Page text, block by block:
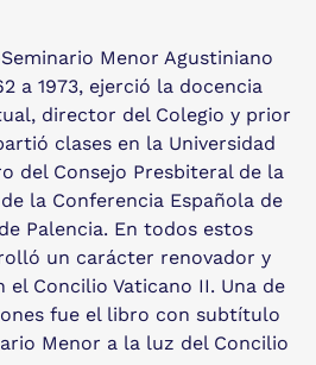
Menor Agustiniano
a 1973, ejerció la docencia
director del Colegio y prior
clases en la Universidad
del Consejo Presbiteral de la
la Conferencia Española de
Palencia. En todos estos
un carácter renovador y
Concilio Vaticano II. Una de
fue el libro con subtítulo
Menor a la luz del Concilio